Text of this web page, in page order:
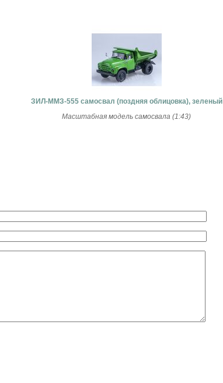
ЗИЛ-ММЗ-555 самосвал (поздняя облицовка), зеленый
Масштабная модель самосвала (1:43)